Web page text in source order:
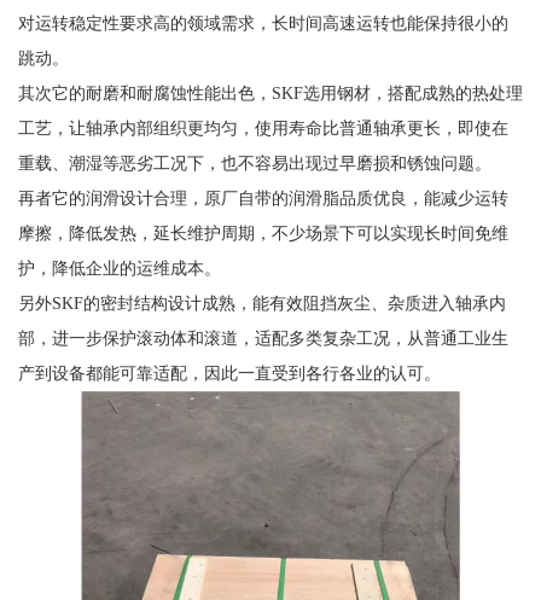
对运转稳定性要求高的领域需求，长时间高速运转也能保持很小的
跳动。
其次它的耐磨和耐腐蚀性能出色，SKF选用钢材，搭配成熟的热处理
工艺，让轴承内部组织更均匀，使用寿命比普通轴承更长，即使在
重载、潮湿等恶劣工况下，也不容易出现过早磨损和锈蚀问题。
再者它的润滑设计合理，原厂自带的润滑脂品质优良，能减少运转
摩擦，降低发热，延长维护周期，不少场景下可以实现长时间免维
护，降低企业的运维成本。
另外SKF的密封结构设计成熟，能有效阻挡灰尘、杂质进入轴承内
部，进一步保护滚动体和滚道，适配多类复杂工况，从普通工业生
产到设备都能可靠适配，因此一直受到各行各业的认可。